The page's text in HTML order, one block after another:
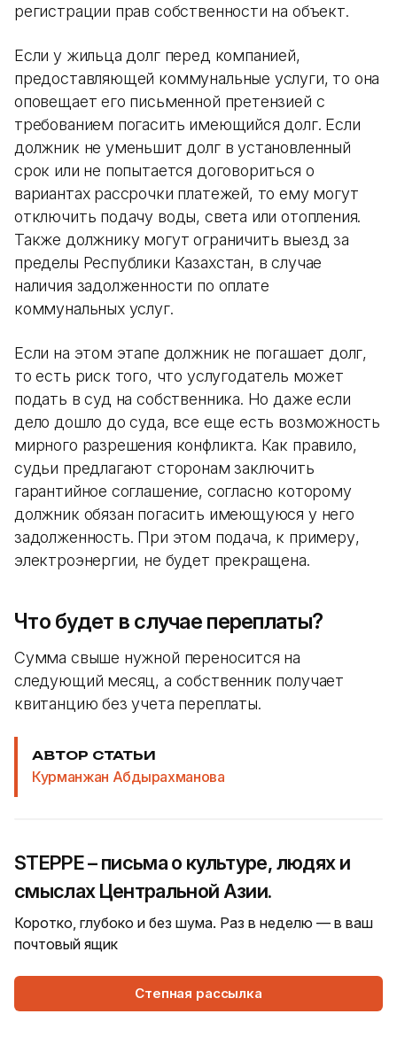
регистрации прав собственности на объект.
Если у жильца долг перед компанией,
предоставляющей коммунальные услуги, то она
оповещает его письменной претензией с
требованием погасить имеющийся долг. Если
должник не уменьшит долг в установленный
срок или не попытается договориться о
вариантах рассрочки платежей, то ему могут
отключить подачу воды, света или отопления.
Также должнику могут ограничить выезд за
пределы Республики Казахстан, в случае
наличия задолженности по оплате
коммунальных услуг.
Если на этом этапе должник не погашает долг,
то есть риск того, что услугодатель может
подать в суд на собственника. Но даже если
дело дошло до суда, все еще есть возможность
мирного разрешения конфликта. Как правило,
судьи предлагают сторонам заключить
гарантийное соглашение, согласно которому
должник обязан погасить имеющуюся у него
задолженность. При этом подача, к примеру,
электроэнергии, не будет прекращена.
Что будет в случае переплаты?
Сумма свыше нужной переносится на
следующий месяц, а собственник получает
квитанцию без учета переплаты.
АВТОР СТАТЬИ
Курманжан Абдырахманова
STEPPE – письма о культуре, людях и
смыслах Центральной Азии.
Коротко, глубоко и без шума. Раз в неделю — в ваш
почтовый ящик
Степная рассылка